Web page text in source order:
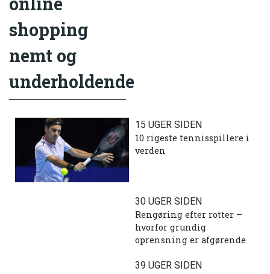
shopping
nemt og
underholdende
15 UGER SIDEN
10 rigeste tennisspillere i
verden
30 UGER SIDEN
Rengøring efter rotter –
hvorfor grundig
oprensning er afgørende
39 UGER SIDEN